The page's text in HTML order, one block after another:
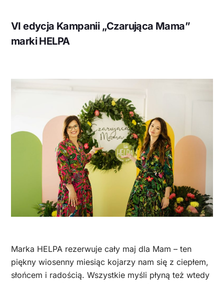
VI edycja Kampanii „Czarująca Mama”
marki HELPA
Marka HELPA rezerwuje cały maj dla Mam – ten
piękny wiosenny miesiąc kojarzy nam się z ciepłem,
słońcem i radością. Wszystkie myśli płyną też wtedy